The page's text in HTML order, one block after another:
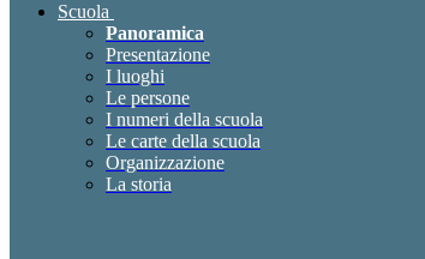
Scuola
Panoramica
Presentazione
I luoghi
Le persone
I numeri della scuola
Le carte della scuola
Organizzazione
La storia